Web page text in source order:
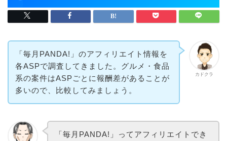
カドクラ
「毎月PANDA!」のアフィリエイト情報を
各ASPで調査してきました。グルメ・食品
系の案件はASPごとに報酬差があることが
多いので、比較してみましょう。
「毎月PANDA!」ってアフィリエイトでき